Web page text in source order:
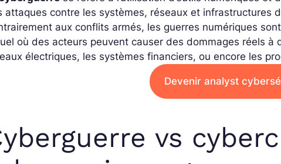
attaques contre les systèmes, réseaux et infrastructures
aux conflits armés, les guerres numériques
où des acteurs peuvent causer des dommages réels à
électriques, les systèmes financiers, ou encore les
Devenir analyst
vs